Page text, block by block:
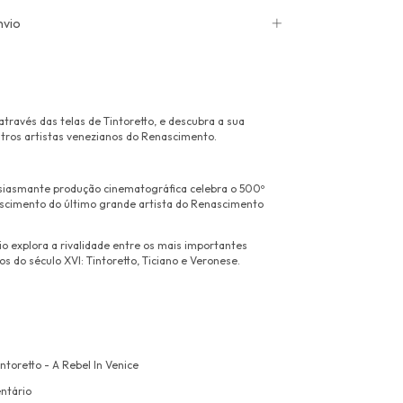
das telas de Tintoretto, e descubra a sua
artistas venezianos do Renascimento.
produção cinematográfica celebra o 500º
do último grande artista do Renascimento
explora a rivalidade entre os mais importantes
do século XVI: Tintoretto, Ticiano e Veronese.
- A Rebel In Venice